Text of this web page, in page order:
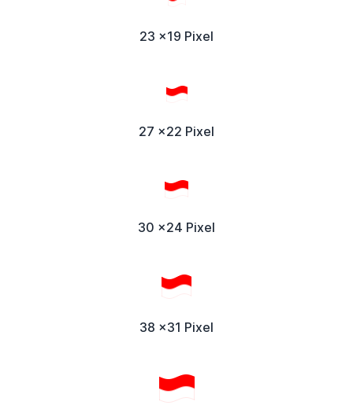
23 x19 Pixel
27 x22 Pixel
30 x24 Pixel
38 x31 Pixel